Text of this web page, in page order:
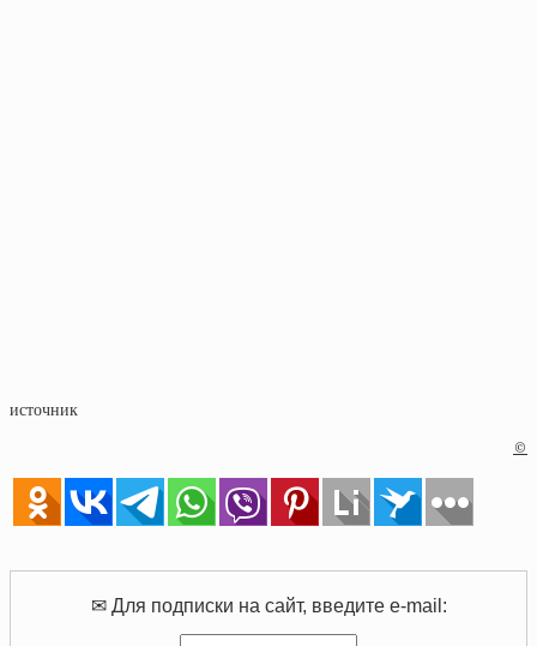
источник
©
✉ Для подписки на сайт, введите e-mail: